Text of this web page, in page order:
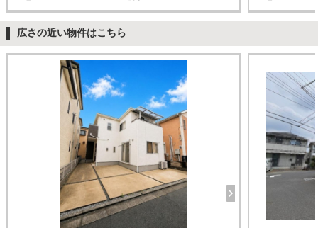
広さの近い物件はこちら